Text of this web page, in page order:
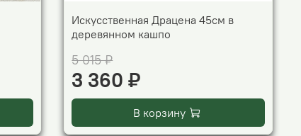
Искусственная Драцена 45см в
деревянном кашпо
5 015 ₽
3 360 ₽
В корзину